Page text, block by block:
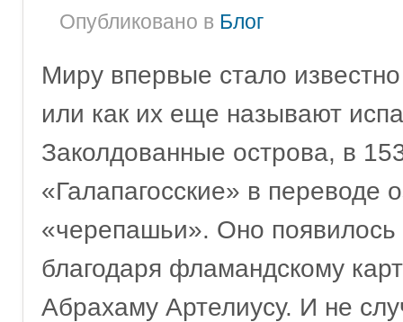
Опубликовано в Блог
Миру впервые стало известно
или как их еще называют
Заколдованные острова, в
«Галапагосские» в переводе
«черепашьи». Оно появилось
благодаря фламандскому
Абрахаму Артелиусу. И не